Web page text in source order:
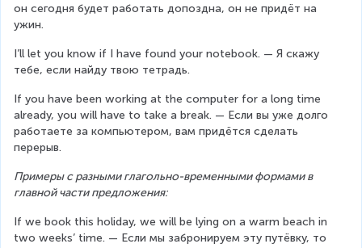
он сегодня будет работать допоздна, он не придёт на
ужин.
I’ll let you know if I have found your notebook. — Я скажу
тебе, если найду твою тетрадь.
If you have been working at the computer for a long time
already, you will have to take а break. — Если вы уже долго
работаете за компьютером, вам придётся сделать
перерыв.
Примеры с разными глагольно-временными формами в
главной части предложения:
If we book this holiday, we will be lying on a warm beach in
two weeks’ time. — Если мы забронируем эту путёвку, то